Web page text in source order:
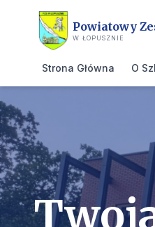
Przejdź do treści głównej
Powiatowy
W ŁOPUSZNIE
Strona Główna O